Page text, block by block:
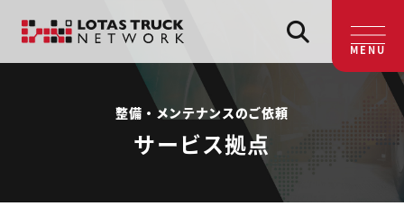
MENU
整備・メンテナンスのご依頼
サービス拠点